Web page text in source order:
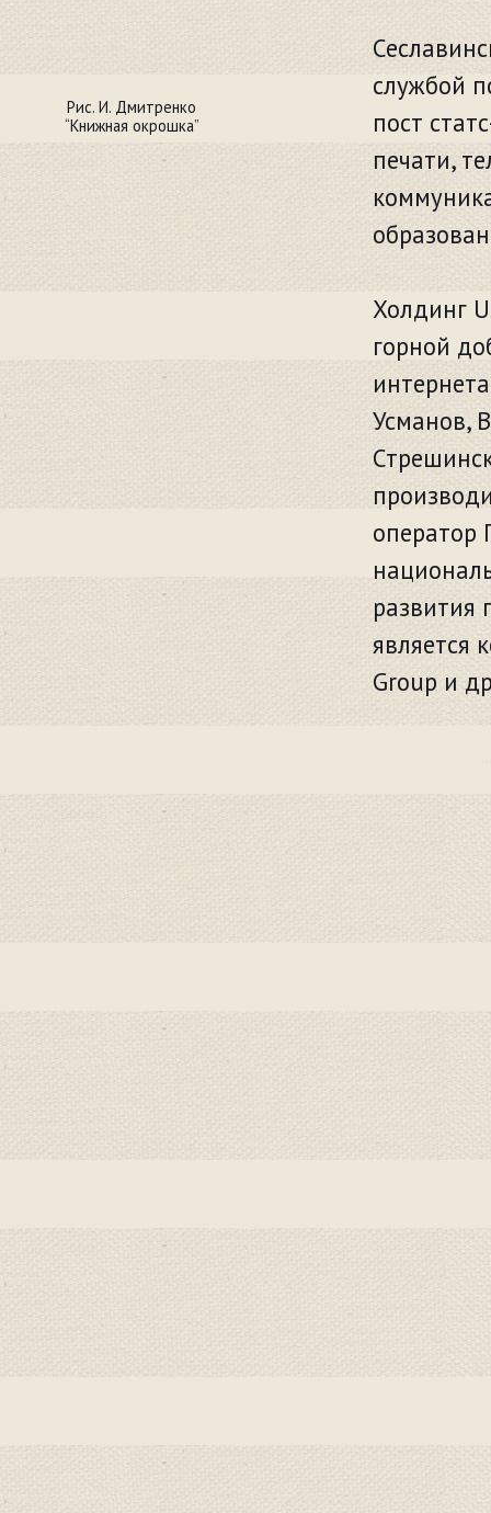
службой
пост
печати,
Холдинг
горной
Усманов,
оператор
развития
является
Group и
Рис. И. Дмитренко
“Книжная окрошка”